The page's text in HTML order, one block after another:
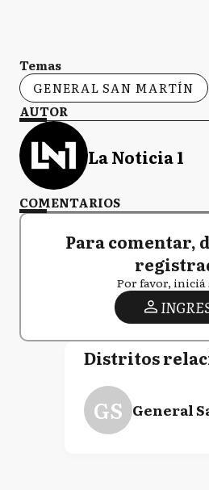
Temas
GENERAL SAN MARTÍN
AUTOR
La Noticia 1
COMENTARIOS
Para comentar,
Por favor, iniciá
Distritos
GS General